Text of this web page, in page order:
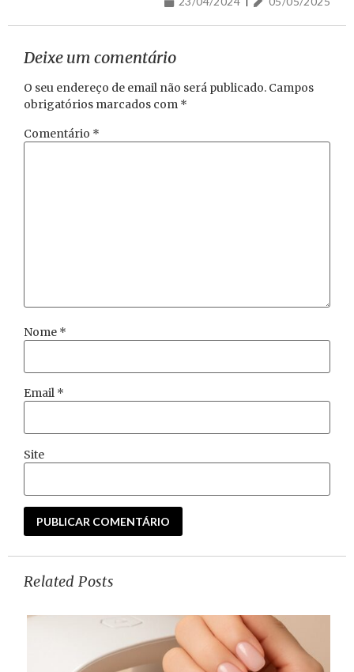
Deixe um comentário
O seu endereço de email não será publicado. Campos
obrigatórios marcados com *
Comentário *
Nome *
Email *
Site
Related Posts